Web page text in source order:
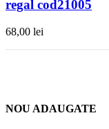
regal cod21005
68,00 lei
NOU ADAUGATE